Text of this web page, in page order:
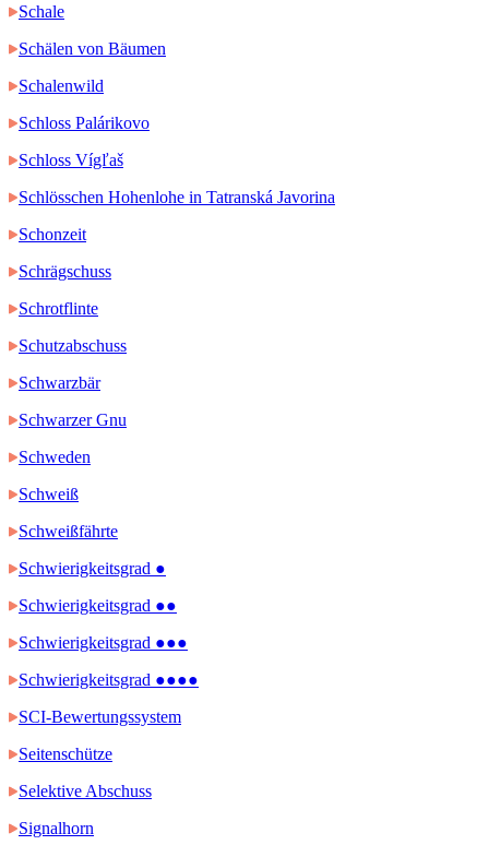
Schale
Schälen von Bäumen
Schalenwild
Schloss Palárikovo
Schloss Vígľaš
Schlösschen Hohenlohe in Tatranská Javorina
Schonzeit
Schrägschuss
Schrotflinte
Schutzabschuss
Schwarzbär
Schwarzer Gnu
Schweden
Schweiß
Schweißfährte
Schwierigkeitsgrad ●
Schwierigkeitsgrad ●●
Schwierigkeitsgrad ●●●
Schwierigkeitsgrad ●●●●
SCI-Bewertungssystem
Seitenschütze
Selektive Abschuss
Signalhorn